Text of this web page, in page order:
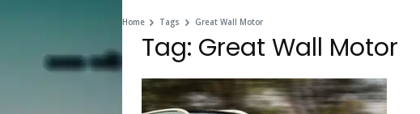
Home Tags Great Wall Motor
Tag: Great Wall Motor